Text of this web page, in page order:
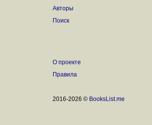
Авторы
Поиск
О проекте
Правила
2016-2026 © BooksList.me